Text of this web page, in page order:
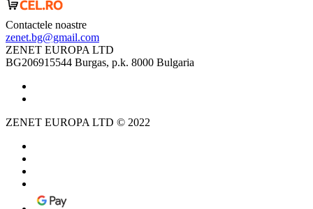
Contactele noastre
zenet.bg@gmail.com
ZENET EUROPA LTD
BG206915544 Burgas, p.k. 8000 Bulgaria
ZENET EUROPA LTD © 2022